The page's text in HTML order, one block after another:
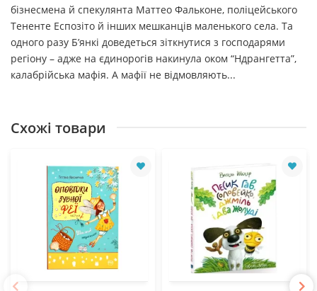
бізнесмена й спекулянта Маттео Фальконе, поліцейського
Тененте Еспозіто й інших мешканців маленького села. Та
одного разу Б’янкі доведеться зіткнутися з господарями
регіону – адже на єдинорогів накинула оком “Ндрангетта”,
калабрійська мафія. А мафії не відмовляють...
Схожі товари